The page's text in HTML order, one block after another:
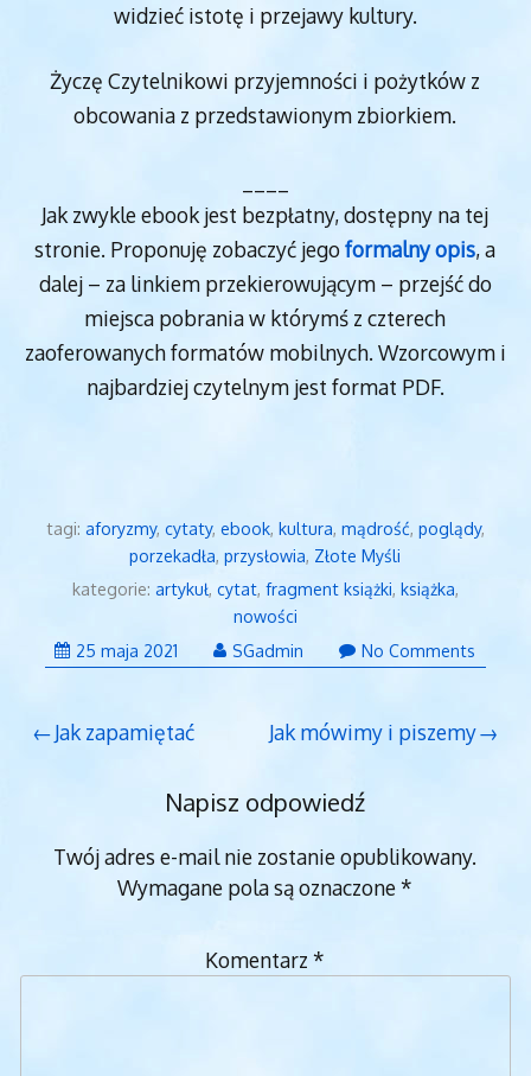
widzieć istotę i przejawy kultury.
Życzę Czytelnikowi przyjemności i pożytków z
obcowania z przedstawionym zbiorkiem.
Jak zwykle ebook jest bezpłatny, dostępny na tej
stronie. Proponuję zobaczyć jegoformalny opis, a
dalej – za linkiem przekierowującym – przejść do
miejsca pobrania w którymś z czterech
zaoferowanych formatów mobilnych. Wzorcowym i
najbardziej czytelnym jest format PDF.
tagi: aforyzmy, cytaty, ebook, kultura, mądrość, poglądy,
porzekadła,przysłowia, Złote Myśli
kategorie: artykuł, cytat, fragment książki, książka,
nowości
25 maja 2021
SGadmin No Comments
Nawigacja
Jak zapamiętać Jak mówimy i piszemy
Napisz odpowiedź
Twój adres e-mail nie zostanie opublikowany.
Wymagane pola są oznaczone*
Komentarz*